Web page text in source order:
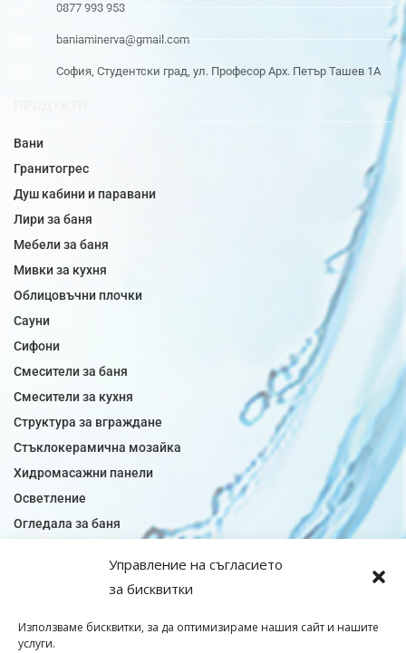
Управление на съгласието
за бисквитки
Използваме бисквитки, за да оптимизираме нашия сайт и нашите
услуги.
0877 993 953
baniaminerva@gmail.com
София, Студентски град, ул. Професор Арх. Петър Ташев 1А
Вани
Гранитогрес
Душ кабини и паравани
Лири за баня
Мебели за баня
Мивки за кухня
Облицовъчни плочки
Сауни
Сифони
Смесители за баня
Смесители за кухня
Структура за вграждане
Стъклокерамична мозайка
Хидромасажни панели
Осветление
Огледала за баня
Плочки за кухня
Подови лентова сифони